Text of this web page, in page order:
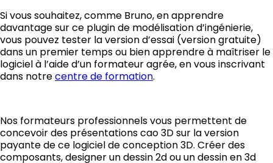
Si vous souhaitez, comme Bruno, en apprendre
davantage sur ce plugin de modélisation d’ingénierie,
vous pouvez tester la version d’essai (version gratuite)
dans un premier temps ou bien apprendre à maîtriser le
logiciel à l’aide d’un formateur agrée, en vous inscrivant
dans notre centre de formation.
Nos formateurs professionnels vous permettent de
concevoir des présentations cao 3D sur la version
payante de ce logiciel de conception 3D. Créer des
composants, designer un dessin 2d ou un dessin en 3d